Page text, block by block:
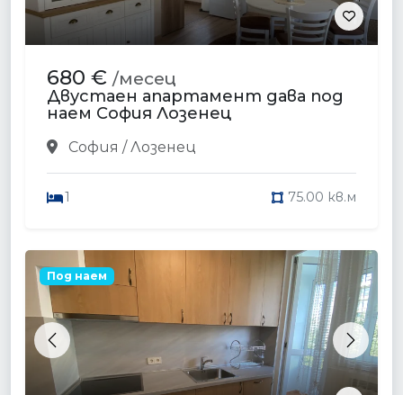
680 € /месец
Двустаен апартамент дава под
наем София Лозенец
София / Лозенец
1 75.00 кв.м
Previous Next
Под наем